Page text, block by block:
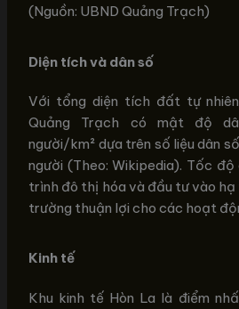
(Nguồn: UBND Quảng Trạch)
Diện tích và dân số
Với tổng diện tích đất tự
Quảng Trạch có mật độ
người/km² dựa trên số liệu dân
người (Theo: Wikipedia). Tốc
trình đô thị hóa và đầu tư vào
trường thuận lợi cho các hoạt
Kinh tế
Khu kinh tế Hòn La là điểm